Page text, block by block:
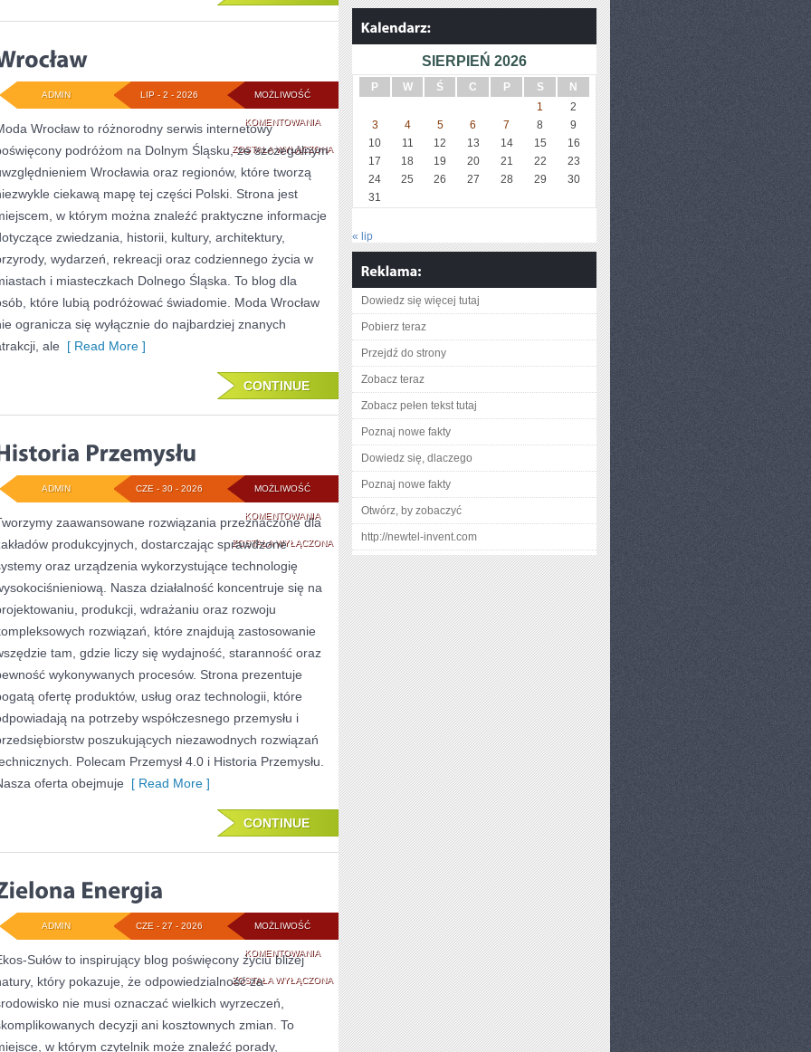
MOŻLIWOŚĆ
KOMENTOWANIAWROCŁAW
ZOSTAŁA WYŁĄCZONA
LIP - 2 - 2026
ADMIN
Wrocław to różnorodny serwis internetowy
podróżom na Dolnym Śląsku, ze szczególnym
Wrocławia oraz regionów, które tworzą
ciekawą mapę tej części Polski. Strona jest
w którym można znaleźć praktyczne informacje
zwiedzania, historii, kultury, architektury,
wydarzeń, rekreacji oraz codziennego życia w
i miasteczkach Dolnego Śląska. To blog dla
które lubią podróżować świadomie. Moda Wrocław
ogranicza się wyłącznie do najbardziej znanych
ale [ Read More ]
CONTINUE
MOŻLIWOŚĆ
KOMENTOWANIAHISTORIA
PRZEMYSŁU
ZOSTAŁA WYŁĄCZONA
CZE - 30 - 2026
ADMIN
zaawansowane rozwiązania przeznaczone dla
produkcyjnych, dostarczając sprawdzone
oraz urządzenia wykorzystujące technologię
Nasza działalność koncentruje się na
produkcji, wdrażaniu oraz rozwoju
rozwiązań, które znajdują zastosowanie
tam, gdzie liczy się wydajność, staranność oraz
wykonywanych procesów. Strona prezentuje
ofertę produktów, usług oraz technologii, które
na potrzeby współczesnego przemysłu i
poszukujących niezawodnych rozwiązań
Polecam Przemysł 4.0 i Historia Przemysłu.
oferta obejmuje [ Read More ]
CONTINUE
MOŻLIWOŚĆ
KOMENTOWANIAZIELONA
ENERGIA
ZOSTAŁA WYŁĄCZONA
CZE - 27 - 2026
ADMIN
Sułów to inspirujący blog poświęcony życiu bliżej
który pokazuje, że odpowiedzialność za
nie musi oznaczać wielkich wyrzeczeń,
decyzji ani kosztownych zmian. To
w którym czytelnik może znaleźć porady,
SIERPIEŃ 2026
P W Ś C P S
N
1
2
3
4 5 6 7 8
9
10
11 12 13 14 15
16
17
18 19 20 21 22
23
24
25 26 27 28 29
30
31
« lip
Dowiedz się więcej tutaj
Pobierz teraz
Przejdź do strony
Zobacz teraz
Zobacz pełen tekst tutaj
Poznaj nowe fakty
Dowiedz się, dlaczego
Poznaj nowe fakty
Otwórz, by zobaczyć
http://newtel-invent.com